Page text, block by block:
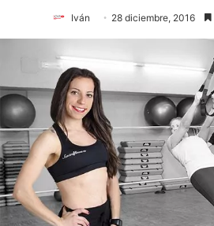
Iván 28 diciembre, 2016